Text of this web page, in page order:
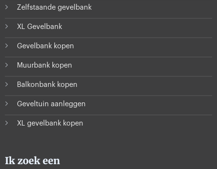
Zelfstaande gevelbank
XL Gevelbank
Gevelbank kopen
Muurbank kopen
Balkonbank kopen
Geveltuin aanleggen
XL gevelbank kopen
Ik zoek een